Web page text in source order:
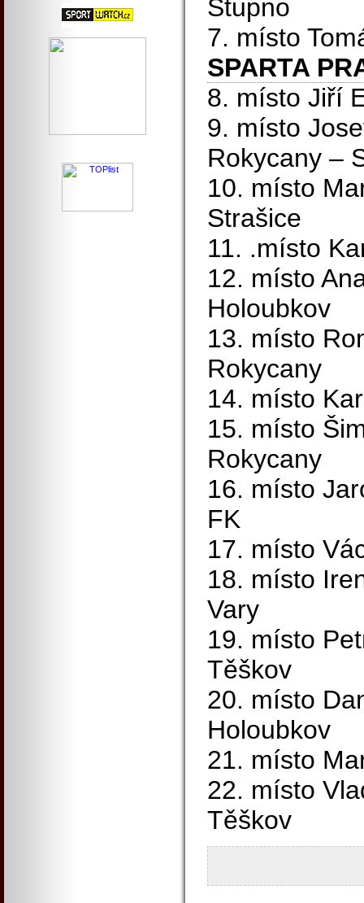
Stupno
7. místo
SPARTA
8. místo Jiří
9. místo
Rokycany –
10. místo
Strašice
11. .místo
12. místo
Holoubkov
13. místo
Rokycany
14. místo
15. místo
Rokycany
16. místo
FK
17. místo
18. místo
Vary
19. místo
Těškov
20. místo
Holoubkov
21. místo
22. místo
Těškov